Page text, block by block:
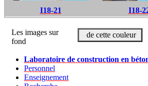
I18-21 I18-
Les images sur
fond
de cette couleur
Laboratoire de construction en
Personnel
Enseignement